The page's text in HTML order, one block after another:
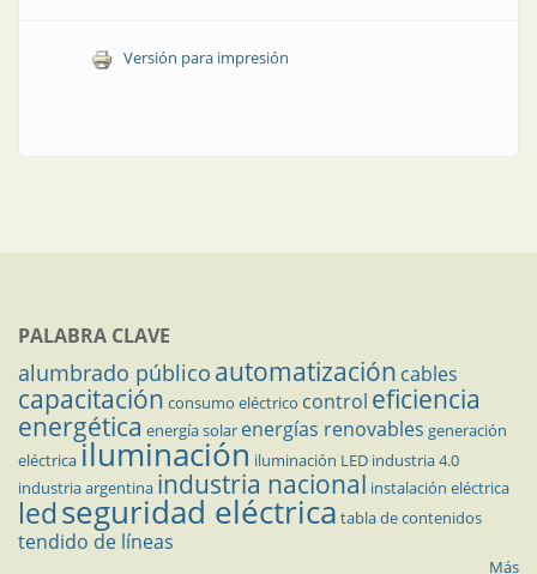
Versión para impresión
PALABRA CLAVE
alumbrado público automatización cables
capacitación consumo eléctrico control eficiencia
energética energía solar energías renovables generación
eléctricailuminación iluminación LED industria 4.0
industria argentina industria nacional instalación eléctrica
ledseguridad eléctrica tabla de contenidos
tendido de líneas
Más